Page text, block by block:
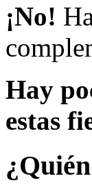
¡No!
Hay
estas